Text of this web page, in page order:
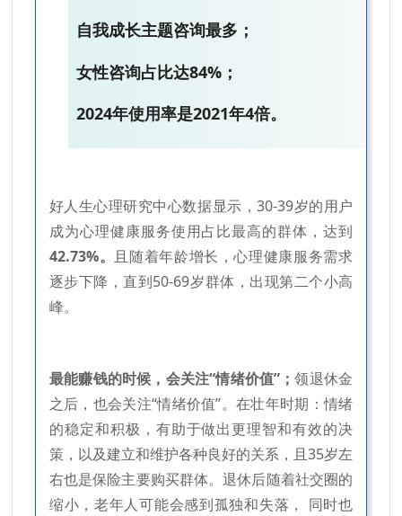
自我成长主题咨询最多；
女性咨询占比达84%；
2024年使用率是2021年4倍。
好人生心理研究中心数据显示，30-39岁的用户
成为心理健康服务使用占比最高的群体，达到
42.73%。且随着年龄增长，心理健康服务需求
逐步下降，直到50-69岁群体，出现第二个小高
峰。
最能赚钱的时候，会关注“情绪价值”；领退休金
之后，也会关注“情绪价值”。在壮年时期：情绪
的稳定和积极，有助于做出更理智和有效的决
策，以及建立和维护各种良好的关系，且35岁左
右也是保险主要购买群体。退休后随着社交圈的
缩小，老年人可能会感到孤独和失落， 同时也